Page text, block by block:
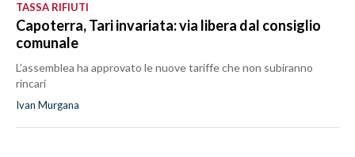
TASSA RIFIUTI
Capoterra, Tari invariata: via libera dal consiglio
comunale
L’assemblea ha approvato le nuove tariffe che non subiranno
rincari
Ivan Murgana